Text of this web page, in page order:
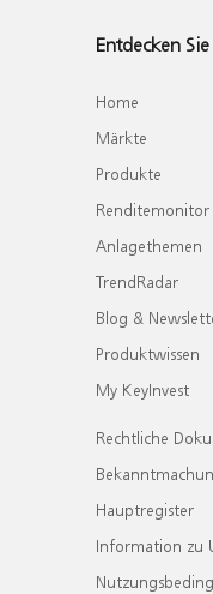
Entdecken
Home
Märkte
Produkte
Renditemonitor
Anlagethemen
TrendRadar
Blog &
Produktwissen
My KeyInvest
Rechtliche
Hauptregister
Information zu